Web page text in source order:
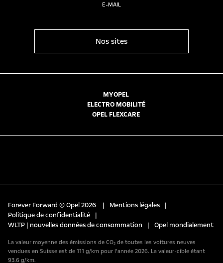
E-MAIL
Nos sites
MYOPEL
ELECTRO MOBILITÉ
OPEL FLEXCARE
Forever Forward © Opel 2026 | Mentions légales
|
Politique de confidentialité
|
WLTP | nouvelles données de consommation
| Opel mondialement
La valeur moyenne des émissions de CO₂ de toutes les voitures neuves
vendues en Suisse est de 111 g/km pour l’année 2026. La valeur-cible étant
93.6 g/km.